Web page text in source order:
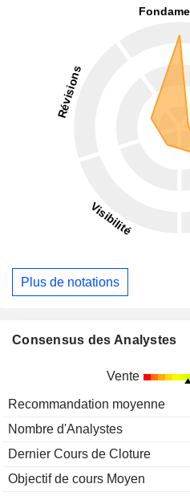
Plus de notations
Consensus des Analystes
Vente
Recommandation moyenne
Nombre d'Analystes
Dernier Cours de Cloture
Objectif de cours Moyen